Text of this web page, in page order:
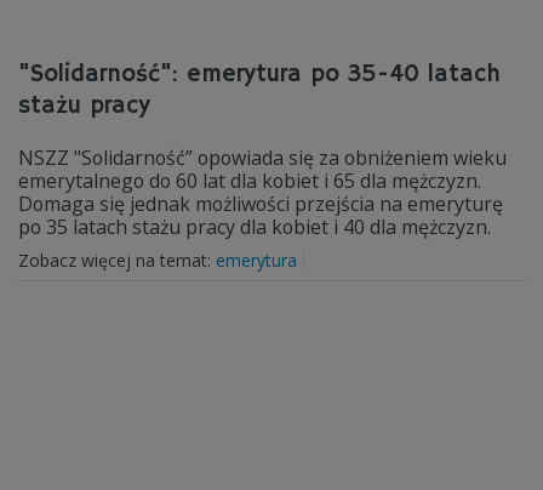
"Solidarność": emerytura po 35-40 latach
stażu pracy
NSZZ "Solidarność” opowiada się za obniżeniem wieku
emerytalnego do 60 lat dla kobiet i 65 dla mężczyzn.
Domaga się jednak możliwości przejścia na emeryturę
po 35 latach stażu pracy dla kobiet i 40 dla mężczyzn.
Zobacz więcej na temat: emerytura